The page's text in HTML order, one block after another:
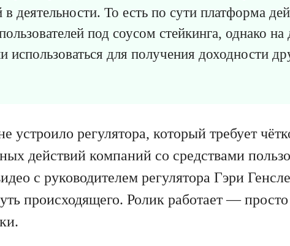
деятельности. То есть по сути платформа
под соусом стейкинга, однако на
использоваться для получения доходности
устроило регулятора, который требует
действий компаний со средствами
с руководителем регулятора Гэри
происходящего. Ролик работает — просто